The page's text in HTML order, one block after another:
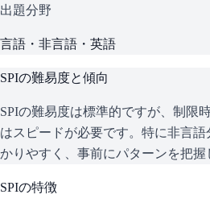
出題分野
言語・非言語・英語
SPIの難易度と傾向
SPIの難易度は標準的ですが、制限
はスピードが必要です。特に非言
かりやすく、事前にパターンを把握
SPIの特徴